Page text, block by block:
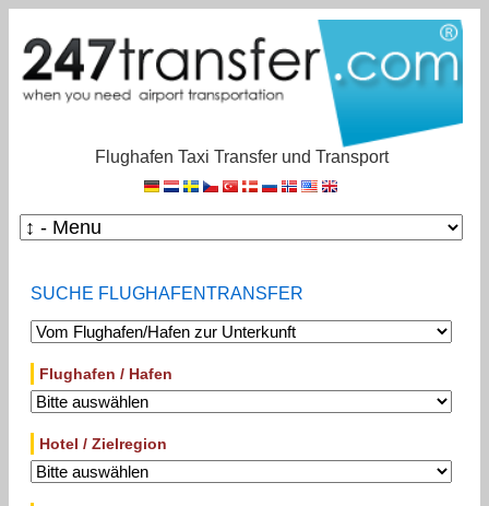
Flughafen Taxi Transfer und Transport
SUCHE FLUGHAFENTRANSFER
Flughafen / Hafen
Hotel / Zielregion